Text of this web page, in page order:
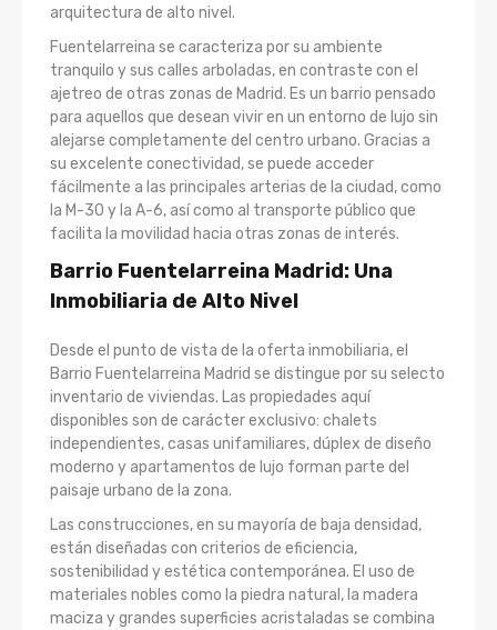
arquitectura de alto nivel.
Fuentelarreina se caracteriza por su ambiente
tranquilo y sus calles arboladas, en contraste con el
ajetreo de otras zonas de Madrid. Es un barrio pensado
para aquellos que desean vivir en un entorno de lujo sin
alejarse completamente del centro urbano. Gracias a
su excelente conectividad, se puede acceder
fácilmente a las principales arterias de la ciudad, como
la M-30 y la A-6, así como al transporte público que
facilita la movilidad hacia otras zonas de interés.
Barrio Fuentelarreina Madrid: Una
Inmobiliaria de Alto Nivel
Desde el punto de vista de la oferta inmobiliaria, el
Barrio Fuentelarreina Madrid se distingue por su selecto
inventario de viviendas. Las propiedades aquí
disponibles son de carácter exclusivo: chalets
independientes, casas unifamiliares, dúplex de diseño
moderno y apartamentos de lujo forman parte del
paisaje urbano de la zona.
Las construcciones, en su mayoría de baja densidad,
están diseñadas con criterios de eficiencia,
sostenibilidad y estética contemporánea. El uso de
materiales nobles como la piedra natural, la madera
maciza y grandes superficies acristaladas se combina